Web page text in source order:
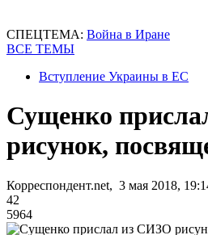
СПЕЦТЕМА: Война в Иране
ВСЕ ТЕМЫ
Вступление Украины в ЕС
Сущенко
рисунок,
Корреспондент.net, 3 мая 2018,
42
5964